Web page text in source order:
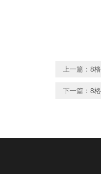
上一篇： 8
下一篇： 8